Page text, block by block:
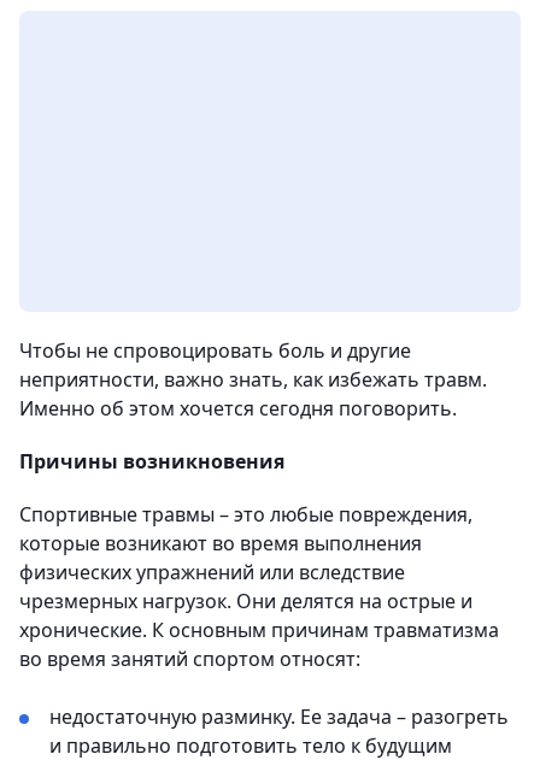
Чтобы не спровоцировать боль и другие
неприятности, важно знать, как избежать травм.
Именно об этом хочется сегодня поговорить.
Причины возникновения
Спортивные травмы – это любые повреждения,
которые возникают во время выполнения
физических упражнений или вследствие
чрезмерных нагрузок. Они делятся на острые и
хронические. К основным причинам травматизма
во время занятий спортом относят:
недостаточную разминку. Ее задача – разогреть
и правильно подготовить тело к будущим